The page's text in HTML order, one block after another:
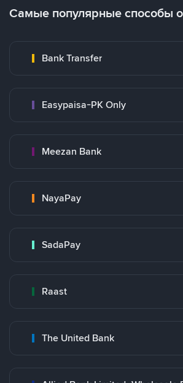
Самые популярные способы
Bank Transfer
Easypaisa-PK Only
Meezan Bank
NayaPay
SadaPay
Raast
The United Bank